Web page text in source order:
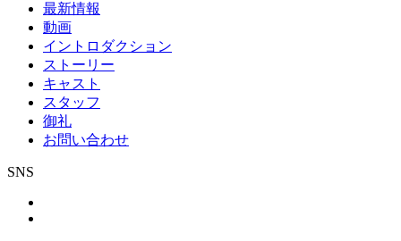
最新情報
動画
イントロダクション
ストーリー
キャスト
スタッフ
御礼
お問い合わせ
SNS